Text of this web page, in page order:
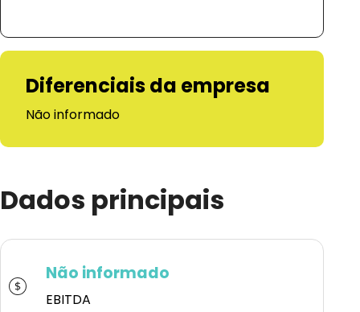
Diferenciais da empresa
Não informado
Dados principais
Não informado
EBITDA